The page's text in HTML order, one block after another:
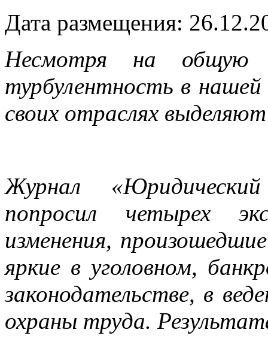
Дата размещения:
Несмотря на общую
турбулентность в
своих отраслях
Журнал «Юридический
попросил четырех
изменения,
яркие в уголовном,
законодательстве, в
охраны труда.